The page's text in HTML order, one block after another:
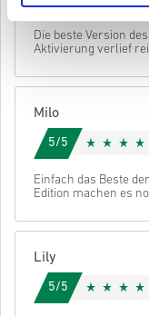
unten 👇
• Wähle dein Produkt
• Gib deine E-Mail-
• Schließe deine
Danach erhältst du
Code.
Original
können.
Für einige
einen Code.
Stornieren
Die beste Version
Aktivierung verlief
Milo
5/5
Einfach das Beste
Edition machen es
Lily
5/5